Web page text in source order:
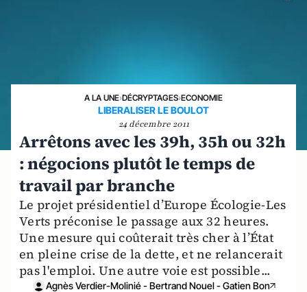
A LA UNE›DÉCRYPTAGES›ECONOMIE
LIBERALISER LE BOULOT
24 décembre 2011
Arrêtons avec les 39h, 35h ou 32h
: négocions plutôt le temps de
travail par branche
Le projet présidentiel d’Europe Écologie-Les
Verts préconise le passage aux 32 heures.
Une mesure qui coûterait très cher à l’État
en pleine crise de la dette, et ne relancerait
pas l'emploi. Une autre voie est possible...
Agnès Verdier-Molinié - Bertrand Nouel - Gatien Bon